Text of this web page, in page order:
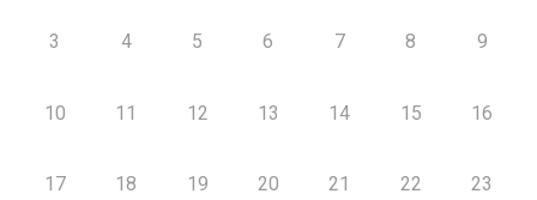
3 4 5 6 7 8 9
10 11 12 13 14 15 16
17 18 19 20 21 22 23